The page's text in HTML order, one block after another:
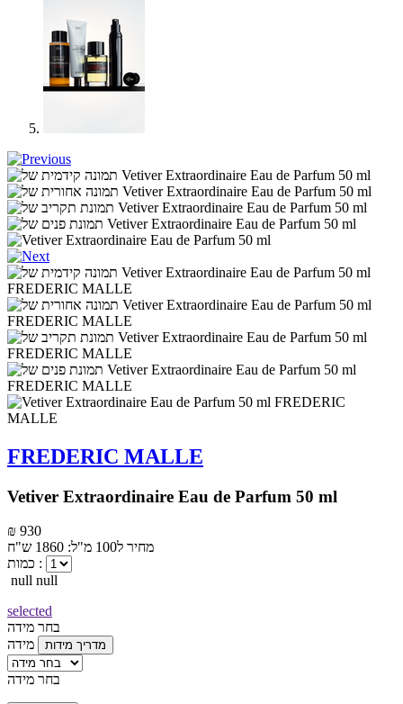
FREDERIC MALLE
Vetiver Extraordinaire Eau de Parfum 50 ml
₪ 930
מחיר ל100 מ"ל: 1860 ש"ח
כמות :
null null
selected
בחר מידה
מידה
מדריך מידות
בחר מידה